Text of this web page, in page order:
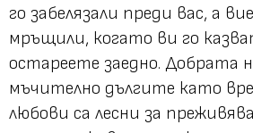
го забелязали преди вас, а
мръщили, когато ви го
остареете заедно. Добрата
мъчително дългите като
любови са лесни за